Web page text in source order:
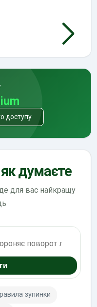
доступу
думаєте
для вас найкращу
зупинки